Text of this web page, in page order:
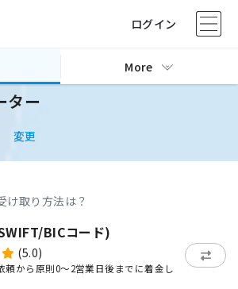
ログイン
More
ター
変更
け取り方法は？
BICコード)
(5.0)
頼から原則0〜2営業日後までに着金し